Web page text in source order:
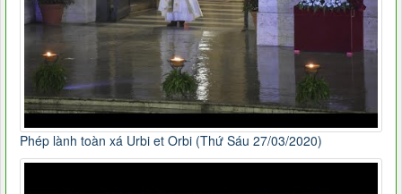
Phép lành toàn xá Urbi et Orbi (Thứ Sáu 27/03/2020)